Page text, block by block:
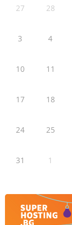
27 28
3 4
10 11
17 18
24 25
31 1